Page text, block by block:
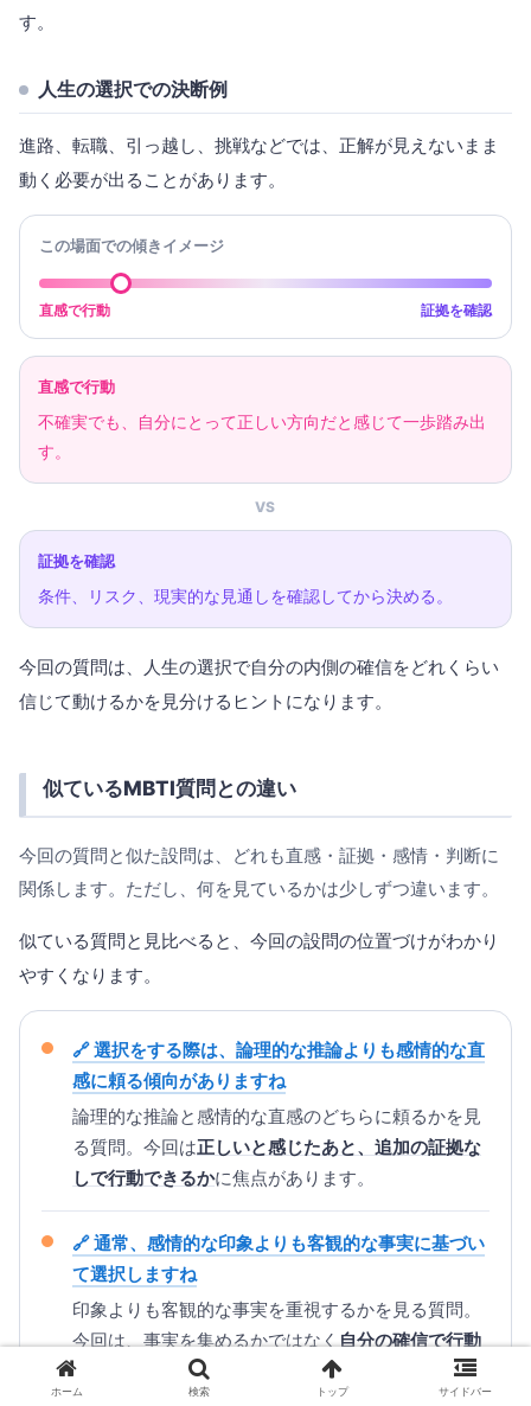
す。
人生の選択での決断例
進路、転職、引っ越し、挑戦などでは、正解が見えないまま
動く必要が出ることがあります。
この場面での傾きイメージ
直感で行動 証拠を確認
直感で行動
不確実でも、自分にとって正しい方向だと感じて一歩踏み出
す。
VS
証拠を確認
条件、リスク、現実的な見通しを確認してから決める。
今回の質問は、人生の選択で自分の内側の確信をどれくらい
信じて動けるかを見分けるヒントになります。
似ているMBTI質問との違い
今回の質問と似た設問は、どれも直感・証拠・感情・判断に
関係します。ただし、何を見ているかは少しずつ違います。
似ている質問と見比べると、今回の設問の位置づけがわかり
やすくなります。
選択をする際は、論理的な推論よりも感情的な直
感に頼る傾向がありますね
論理的な推論と感情的な直感のどちらに頼るかを見
る質問。今回は正しいと感じたあと、追加の証拠な
しで行動できるかに焦点があります。
通常、感情的な印象よりも客観的な事実に基づい
て選択しますね
印象よりも客観的な事実を重視するかを見る質問。
今回は、事実を集めるかではなく自分の確信で行動
に移れるか
を見ています。
ホーム 検索 トップ サイドバー